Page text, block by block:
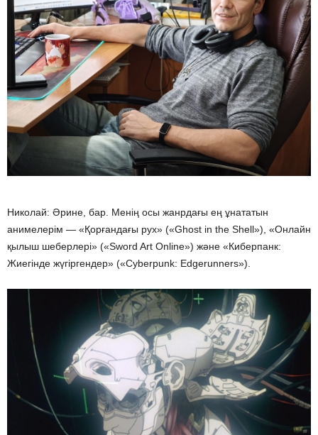
Николай: Әрине, бар. Менің осы жанрдағы ең ұнататын
анимелерім — «Қорғандағы рух» («Ghost in the Shell»), «Онлайн
қылыш шеберлері» («Sword Art Online») және «Киберпанк:
Жиегінде жүгіргендер» («Cyberpunk: Edgerunners»).